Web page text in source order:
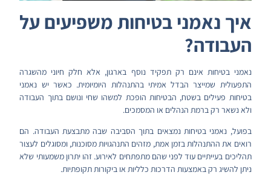
איך נאמני בטיחות משפיעים על
העבודה?
נאמני בטיחות אינם רק תפקיד נוסף בארגון, אלא חלק חיוני מהשגרה
התפעולית שמייצר הבדל אמיתי בהתנהלות היומיומית. כאשר יש נאמני
בטיחות פעילים בשטח, הבטיחות הופכת למשהו שחי ונושם בתוך העבודה
ולא נשאר רק ברמת הנהלים או המסמכים.
בפועל, נאמני בטיחות נמצאים בתוך הסביבה שבה מתבצעת העבודה. הם
רואים את ההתנהלות בזמן אמת, מזהים התנהגויות מסוכנות, ומסוגלים לעצור
תהליכים בעייתיים עוד לפני שהם מתפתחים לאירוע. זהו יתרון משמעותי שלא
ניתן להשיג רק באמצעות הדרכות כלליות או ביקורות תקופתיות.